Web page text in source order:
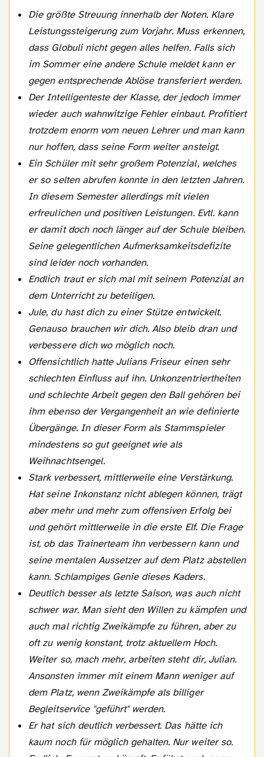
Die größte Streuung innerhalb der Noten. Klare
Leistungssteigerung zum Vorjahr. Muss erkennen,
dass Globuli nicht gegen alles helfen. Falls sich
im Sommer eine andere Schule meldet kann er
gegen entsprechende Ablöse transferiert werden.
Der Intelligenteste der Klasse, der jedoch immer
wieder auch wahnwitzige Fehler einbaut. Profitiert
trotzdem enorm vom neuen Lehrer und man kann
nur hoffen, dass seine Form weiter ansteigt.
Ein Schüler mit sehr großem Potenzial, welches
er so selten abrufen konnte in den letzten Jahren.
In diesem Semester allerdings mit vielen
erfreulichen und positiven Leistungen. Evtl. kann
er damit doch noch länger auf der Schule bleiben.
Seine gelegentlichen Aufmerksamkeitsdefizite
sind leider noch vorhanden.
Endlich traut er sich mal mit seinem Potenzial an
dem Unterricht zu beteiligen.
Jule, du hast dich zu einer Stütze entwickelt.
Genauso brauchen wir dich. Also bleib dran und
verbessere dich wo möglich noch.
Offensichtlich hatte Julians Friseur einen sehr
schlechten Einfluss auf ihn. Unkonzentriertheiten
und schlechte Arbeit gegen den Ball gehören bei
ihm ebenso der Vergangenheit an wie definierte
Übergänge. In dieser Form als Stammspieler
mindestens so gut geeignet wie als
Weihnachtsengel.
Stark verbessert, mittlerweile eine Verstärkung.
Hat seine Inkonstanz nicht ablegen können, trägt
aber mehr und mehr zum offensiven Erfolg bei
und gehört mittlerweile in die erste Elf. Die Frage
ist, ob das Trainerteam ihn verbessern kann und
seine mentalen Aussetzer auf dem Platz abstellen
kann. Schlampiges Genie dieses Kaders.
Deutlich besser als letzte Saison, was auch nicht
schwer war. Man sieht den Willen zu kämpfen und
auch mal richtig Zweikämpfe zu führen, aber zu
oft zu wenig konstant, trotz aktuellem Hoch.
Weiter so, mach mehr, arbeiten steht dir, Julian.
Ansonsten immer mit einem Mann weniger auf
dem Platz, wenn Zweikämpfe als billiger
Begleitservice "geführt" werden.
Er hat sich deutlich verbessert. Das hätte ich
kaum noch für möglich gehalten. Nur weiter so.